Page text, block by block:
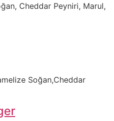
Cheddar Peyniri, Marul,
Soğan,Cheddar